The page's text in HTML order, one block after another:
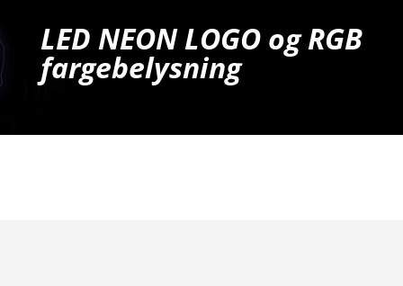
LED NEON LOGO og RGB
fargebelysning